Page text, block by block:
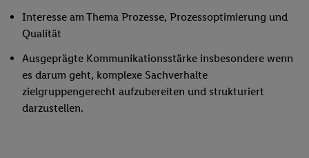
Interesse am Thema Prozesse, Prozessoptimierung und
Qualität
Ausgeprägte Kommunikationsstärke insbesondere wenn
es darum geht, komplexe Sachverhalte
zielgruppengerecht aufzubereiten und strukturiert
darzustellen.